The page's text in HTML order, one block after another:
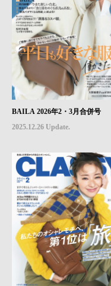
BAILA 2026年2・3月合併号
2025.12.26 Update.